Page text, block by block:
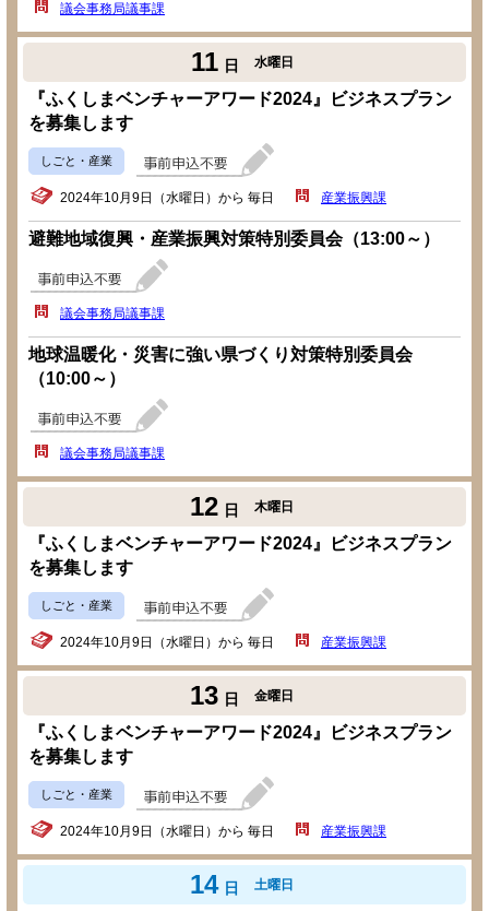
議会事務局議事課
11 日 水曜日
『ふくしまベンチャーアワード2024』ビジネスプラン
を募集します
しごと・産業
2024年10月9日（水曜日）から 毎日 産業振興課
避難地域復興・産業振興対策特別委員会（13:00～）
議会事務局議事課
地球温暖化・災害に強い県づくり対策特別委員会
（10:00～）
議会事務局議事課
12 日 木曜日
『ふくしまベンチャーアワード2024』ビジネスプラン
を募集します
しごと・産業
2024年10月9日（水曜日）から 毎日 産業振興課
13 日 金曜日
『ふくしまベンチャーアワード2024』ビジネスプラン
を募集します
しごと・産業
2024年10月9日（水曜日）から 毎日 産業振興課
14 日 土曜日